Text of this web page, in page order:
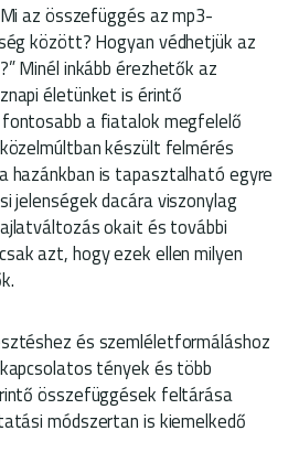
az összefüggés az mp3-
között? Hogyan védhetjük az
Minél inkább érezhetők az
életünket is érintő
a fiatalok megfelelő
készült felmérés
hazánkban is tapasztalható egyre
jelenségek dacára viszonylag
okait és további
azt, hogy ezek ellen milyen
és szemléletformáláshoz
tények és több
összefüggések feltárása
módszertan is kiemelkedő